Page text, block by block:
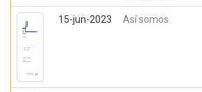
15-jun-2023 Así somos